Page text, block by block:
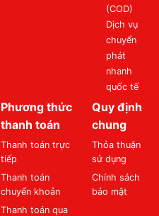
(COD)
Dịch vụ
chuyển
phát
nhanh
quốc tế
Phương thức
thanh toán
Thanh toán trực
tiếp
Thanh toán
chuyển khoản
Thanh toán qua
Quy định
chung
Thỏa thuận
sử dụng
Chính sách
bảo mật